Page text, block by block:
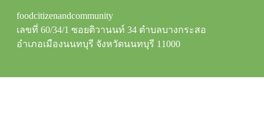
foodcitizenandcommunity
เลขที่ 60/34/1 ซอยติวานนท์ 34 ตำบลบางกระสอ
อำเภอเมืองนนทบุรี จังหวัดนนทบุรี 11000